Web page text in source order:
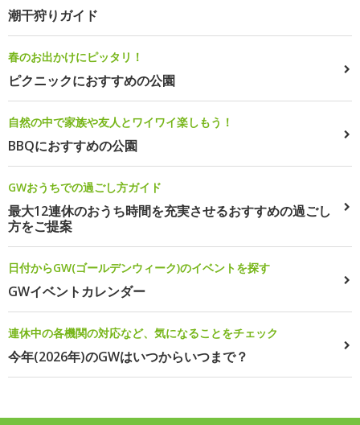
潮干狩りガイド
春のお出かけにピッタリ！
ピクニックにおすすめの公園
自然の中で家族や友人とワイワイ楽しもう！
BBQにおすすめの公園
GWおうちでの過ごし方ガイド
最大12連休のおうち時間を充実させるおすすめの過ごし
方をご提案
日付からGW(ゴールデンウィーク)のイベントを探す
GWイベントカレンダー
連休中の各機関の対応など、気になることをチェック
今年(2026年)のGWはいつからいつまで？